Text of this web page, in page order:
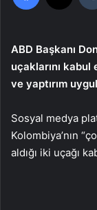
ABD Başkanı
uçaklarını
ve yaptırım
Sosyal medya
Kolombiya’nın
aldığı iki uçağı